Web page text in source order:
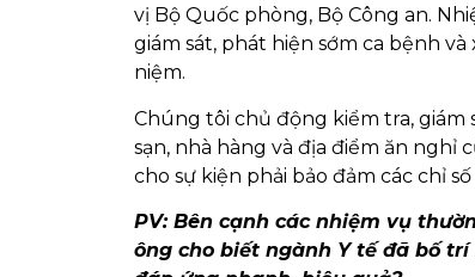
vị Bộ Quốc phòng, Bộ Công an.
giám sát, phát hiện sớm ca bệnh
niệm.
Chúng tôi chủ động kiểm tra, giám
sạn, nhà hàng và địa điểm ăn nghỉ
cho sự kiện phải bảo đảm các chỉ
PV: Bên cạnh các nhiệm vụ
ông cho biết ngành Y tế đã bố